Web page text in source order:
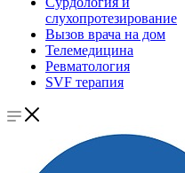
слухопротезирование
Вызов врача на дом
Телемедицина
Ревматология
SVF терапия